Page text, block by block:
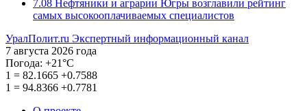
7.08 Нефтяники и аграрии Югры возглавили рейтинг
самых высокооплачиваемых специалистов
УралПолит.ru Экспертный информационный канал
7 августа 2026 года
Погода: +21°С
1 = 82.1665 +0.7588
1 = 94.8366 +0.7781